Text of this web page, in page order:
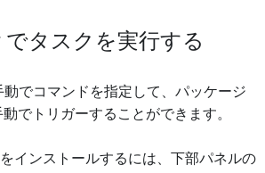
でタスクを実行する
でコマンドを指定して、パッケージ
でトリガーすることができます。
をインストールするには、下部パネルの